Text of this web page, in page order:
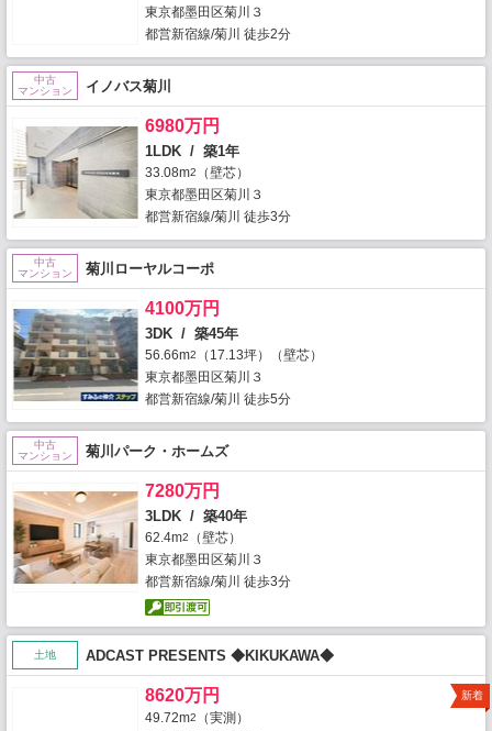
東京都墨田区菊川３
都営新宿線/菊川 徒歩2分
中古
マンション
イノバス菊川
6980万円
1LDK / 築1年
33.08m2
（壁芯）
東京都墨田区菊川３
都営新宿線/菊川 徒歩3分
中古
マンション
菊川ローヤルコーポ
4100万円
3DK / 築45年
56.66m2
（17.13坪）（壁芯）
東京都墨田区菊川３
都営新宿線/菊川 徒歩5分
中古
マンション
菊川パーク・ホームズ
7280万円
3LDK / 築40年
62.4m2
（壁芯）
東京都墨田区菊川３
都営新宿線/菊川 徒歩3分
土地 ADCAST PRESENTS ◆KIKUKAWA◆
8620万円
49.72m2
（実測）
新着